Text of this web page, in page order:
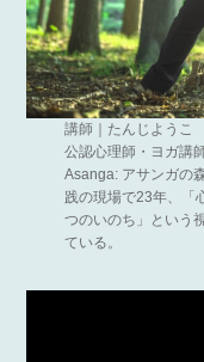
講師｜たんじようこ
公認心理師・ヨガ講
Asanga: アサンガの
践の現場で23年、「
つのいのち」という
ている。